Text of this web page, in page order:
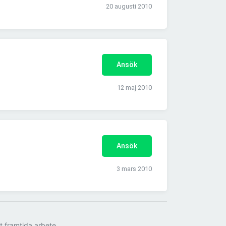
20 augusti 2010
Ansök
12 maj 2010
Ansök
3 mars 2010